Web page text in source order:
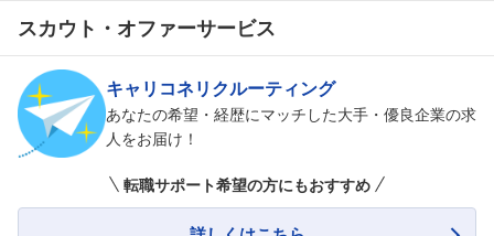
スカウト・オファーサービス
キャリコネリクルーティング
あなたの希望・経歴にマッチした大手・優良企業の求
人をお届け！
転職サポート希望の方にもおすすめ